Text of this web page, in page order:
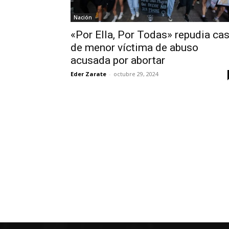
Nación
«Por Ella, Por Todas» repudia
de menor víctima de abuso
acusada por abortar
Eder Zarate - octubre 29, 2024